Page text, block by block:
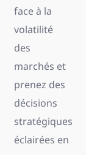
face à la
volatilité
des
marchés et
prenez des
décisions
stratégiques
éclairées en